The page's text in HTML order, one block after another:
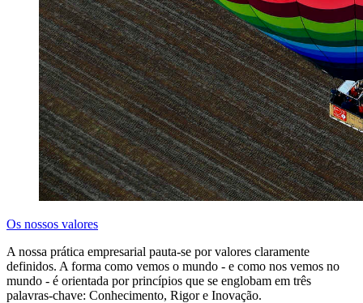
Os nossos valores
A nossa prática empresarial pauta-se por valores claramente
definidos. A forma como vemos o mundo - e como nos vemos no
mundo - é orientada por princípios que se englobam em três
palavras-chave: Conhecimento, Rigor e Inovação.